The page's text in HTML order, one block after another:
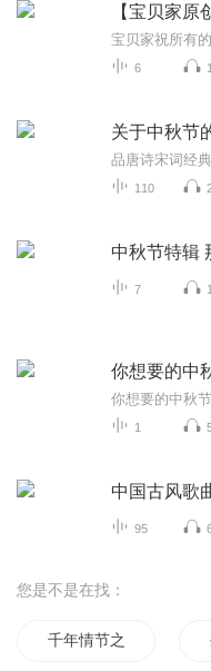
【宝贝家原
宝贝家祝所有
6
关于中秋节
110
中秋节特辑
7
你想要的中
1
中国古风歌
95
您是不是在找：
千年情节之三生三世